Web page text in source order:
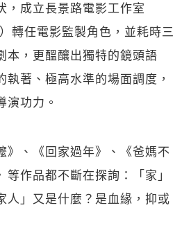
，成立長景路電影工作室
轉任電影監製角色，並耗時三
本，更醞釀出獨特的鏡頭語
執著、極高水準的場面調度，
演功力。
》、《回家過年》、《爸媽不
作品都不斷在探詢：「家」
人」又是什麼？是血緣，抑或